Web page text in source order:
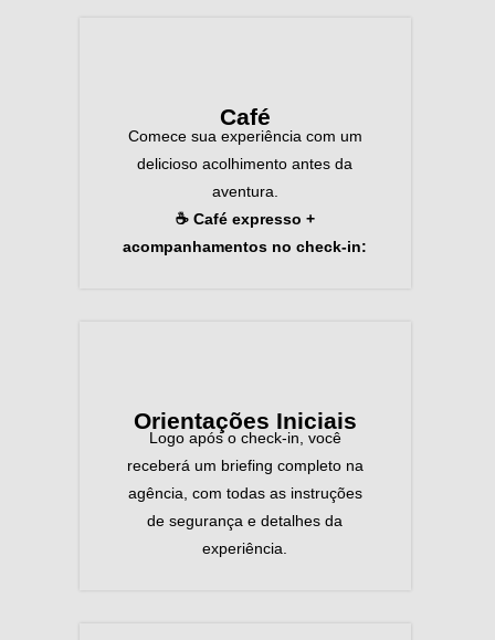
Café
Comece sua experiência com um
delicioso acolhimento antes da
aventura.
☕️ Café expresso +
acompanhamentos no check-in:
Orientações Iniciais
Logo após o check-in, você
receberá um briefing completo na
agência, com todas as instruções
de segurança e detalhes da
experiência.